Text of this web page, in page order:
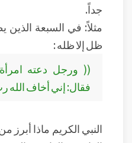
جداً.
مثلاً: في السبعة الذين
ظل إلا ظله :
(( ورجل دعته
فقال: إني أخاف الله
النبي الكريم ماذا أبرز